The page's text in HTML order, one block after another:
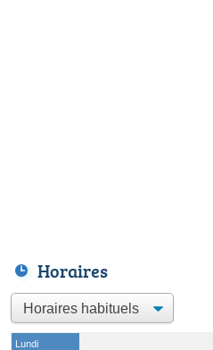
Horaires
Lundi